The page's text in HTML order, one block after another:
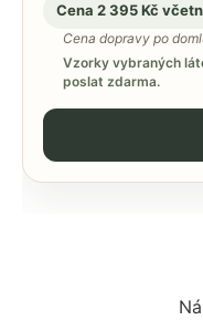
Cena 2 395 Kč
Cena dopravy po
Vzorky vybraných
poslat zdarma.